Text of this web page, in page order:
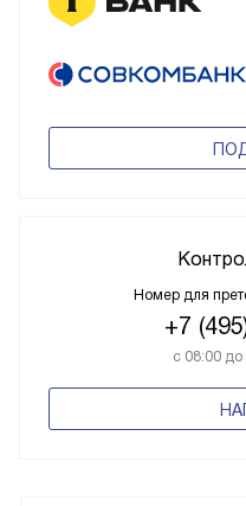
Номер для
+7
с 08:00